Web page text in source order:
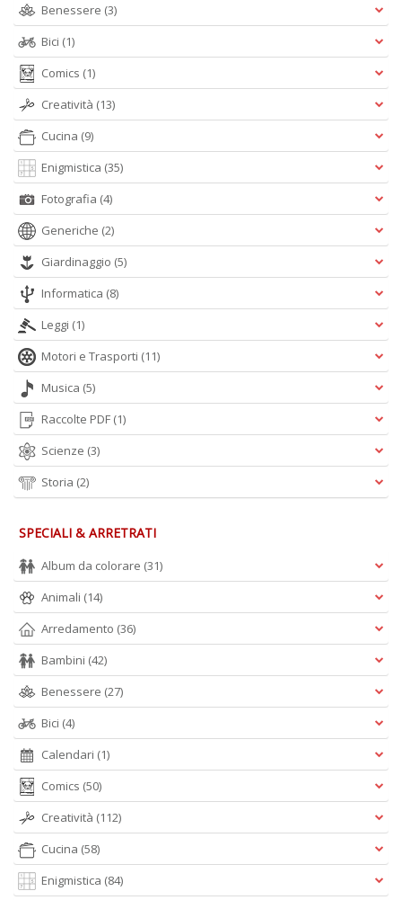
Benessere (3)
Bici (1)
Comics (1)
Creatività (13)
Cucina (9)
Enigmistica (35)
Fotografia (4)
Generiche (2)
Giardinaggio (5)
Informatica (8)
Leggi (1)
Motori e Trasporti (11)
Musica (5)
Raccolte PDF (1)
Scienze (3)
Storia (2)
SPECIALI & ARRETRATI
Album da colorare (31)
Animali (14)
Arredamento (36)
Bambini (42)
Benessere (27)
Bici (4)
Calendari (1)
Comics (50)
Creatività (112)
Cucina (58)
Enigmistica (84)